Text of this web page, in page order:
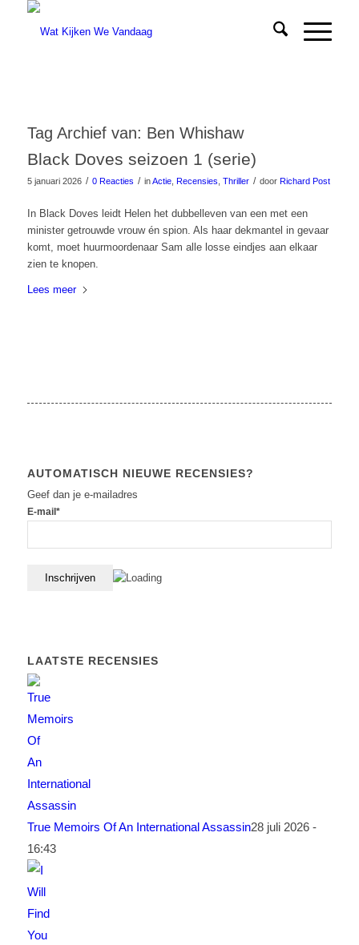
Tag Archief van: Ben Whishaw
Black Doves seizoen 1 (serie)
5 januari 2026 / 0 Reacties / inActie, Recensies Thriller / door Richard Post
In Black Doves leidt Helen het dubbelleven van een met een
minister getrouwde vrouw én spion. Als haar dekmantel in gevaar
komt, moet huurmoordenaar Sam alle losse eindjes aan elkaar
zien te knopen.
Lees meer
AUTOMATISCH NIEUWE RECENSIES?
Geef dan je e-mailadres
E-mail*
LAATSTE RECENSIES
True Memoirs Of An International Assassin28 juli 2026 -
16:43